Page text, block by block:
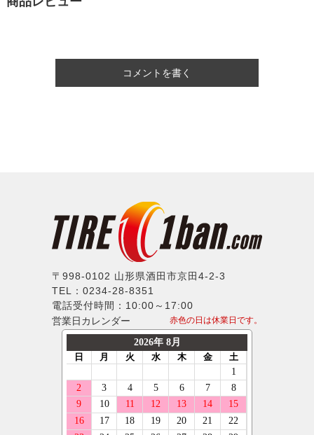
コメントを書く
〒998-0102 山形県酒田市京田4-2-3
TEL：0234-28-8351
電話受付時間：10:00～17:00
営業日カレンダー
赤色の日は休業日です。